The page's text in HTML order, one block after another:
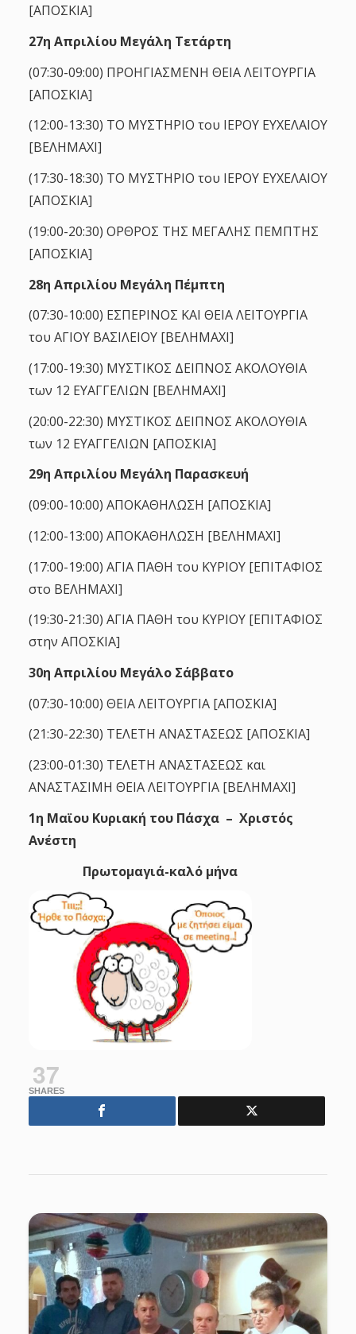
[ΑΠΟΣΚΙΑ]
27η Απριλίου Μεγάλη Τετάρτη
(07:30-09:00) ΠΡΟΗΓΙΑΣΜΕΝΗ ΘΕΙΑ ΛΕΙΤΟΥΡΓΙΑ
[ΑΠΟΣΚΙΑ]
(12:00-13:30) ΤΟ ΜΥΣΤΗΡΙΟ του ΙΕΡΟΥ ΕΥΧΕΛΑΙΟΥ
[ΒΕΛΗΜΑΧΙ]
(17:30-18:30) ΤΟ ΜΥΣΤΗΡΙΟ του ΙΕΡΟΥ ΕΥΧΕΛΑΙΟΥ
[ΑΠΟΣΚΙΑ]
(19:00-20:30) ΟΡΘΡΟΣ ΤΗΣ ΜΕΓΑΛΗΣ ΠΕΜΠΤΗΣ
[ΑΠΟΣΚΙΑ]
28η Απριλίου Μεγάλη Πέμπτη
(07:30-10:00) ΕΣΠΕΡΙΝΟΣ ΚΑΙ ΘΕΙΑ ΛΕΙΤΟΥΡΓΙΑ
του ΑΓΙΟΥ ΒΑΣΙΛΕΙΟΥ [ΒΕΛΗΜΑΧΙ]
(17:00-19:30) ΜΥΣΤΙΚΟΣ ΔΕΙΠΝΟΣ ΑΚΟΛΟΥΘΙΑ
των 12 ΕΥΑΓΓΕΛΙΩΝ [ΒΕΛΗΜΑΧΙ]
(20:00-22:30) ΜΥΣΤΙΚΟΣ ΔΕΙΠΝΟΣ ΑΚΟΛΟΥΘΙΑ
των 12 ΕΥΑΓΓΕΛΙΩΝ [ΑΠΟΣΚΙΑ]
29η Απριλίου Μεγάλη Παρασκευή
(09:00-10:00) ΑΠΟΚΑΘΗΛΩΣΗ [ΑΠΟΣΚΙΑ]
(12:00-13:00) ΑΠΟΚΑΘΗΛΩΣΗ [ΒΕΛΗΜΑΧΙ]
(17:00-19:00) ΑΓΙΑ ΠΑΘΗ του ΚΥΡΙΟΥ [ΕΠΙΤΑΦΙΟΣ
στο ΒΕΛΗΜΑΧΙ]
(19:30-21:30) ΑΓΙΑ ΠΑΘΗ του ΚΥΡΙΟΥ [ΕΠΙΤΑΦΙΟΣ
στην ΑΠΟΣΚΙΑ]
30η Απριλίου Μεγάλο Σάββατο
(07:30-10:00) ΘΕΙΑ ΛΕΙΤΟΥΡΓΙΑ [ΑΠΟΣΚΙΑ]
(21:30-22:30) ΤΕΛΕΤΗ ΑΝΑΣΤΑΣΕΩΣ [ΑΠΟΣΚΙΑ]
(23:00-01:30) ΤΕΛΕΤΗ ΑΝΑΣΤΑΣΕΩΣ και
ΑΝΑΣΤΑΣΙΜΗ ΘΕΙΑ ΛΕΙΤΟΥΡΓΙΑ [ΒΕΛΗΜΑΧΙ]
1η Μαϊου Κυριακή του Πάσχα – Χριστός
Ανέστη
Πρωτομαγιά-καλό μήνα
37
SHARES